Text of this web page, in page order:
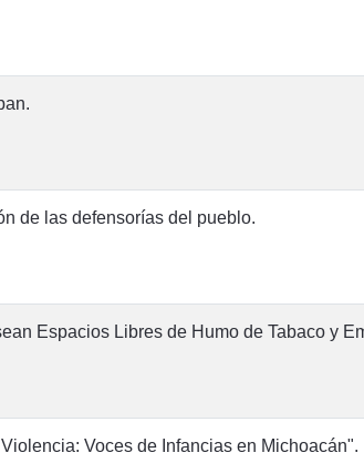
de las defensorías del pueblo.
Espacios Libres de Humo de Tabaco y
Voces de Infancias en Michoacán".